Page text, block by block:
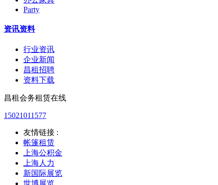
Party
资讯资料
行业资讯
企业新闻
昌租招聘
资料下载
昌租会务租赁在线
15021011577
友情链接 :
帐篷租赁
上海公积金
上海人力
新国际展览
世博展览